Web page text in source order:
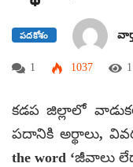
పదకోశం
1 1037
కడప జిల్లాలో
పదానికి అర్థాలు,
the word ‘జీవాలు